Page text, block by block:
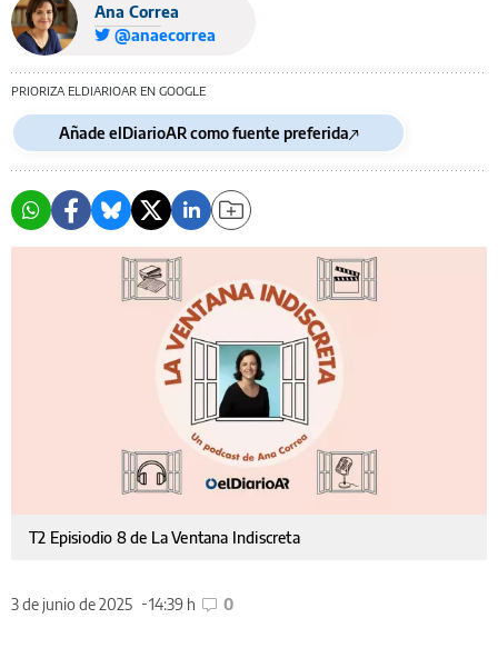
Ana Correa
@anaecorrea
PRIORIZA ELDIARIOAR EN GOOGLE
Añade elDiarioAR como fuente preferida
T2 Episiodio 8 de La Ventana Indiscreta
3 de junio de 2025 14:39 h 0